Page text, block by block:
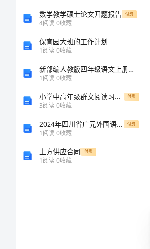
数学教学硕士论文开题报告 付费
4阅读 0收藏
保育园大班的工作计划
1阅读 0收藏
新部编人教版四年级语文上册期中试卷及答案【汇编】
1阅读 0收藏
小学中高年级群文阅读习惯养成教育探索 付费
3阅读 0收藏
2024年四川省广元外国语学校数学高一上册期末考试试题含解析 付费
1阅读 0收藏
土方供应合同 付费
1阅读 0收藏